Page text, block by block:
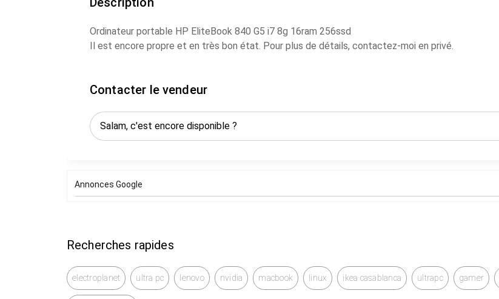
Ordinateur portable HP EliteBook 840 G5 i7 8g 16ram 256ssd
Il est encore propre et en très bon état. Pour plus de détails, contactez-moi en privé.
Contacter le vendeur
Annonces Google
Recherches rapides
electroplanet ultra pc lenovo nvidia macbook linux ikea casablanca ultrapc gamer